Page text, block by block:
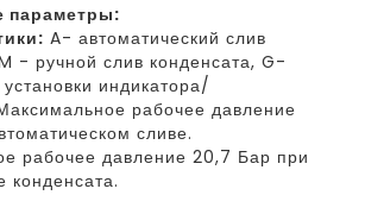
параметры:
A- автоматический слив
- ручной слив конденсата, G-
индикатора/
рабочее давление
сливе.
рабочее давление 20,7 Бар при
конденсата.